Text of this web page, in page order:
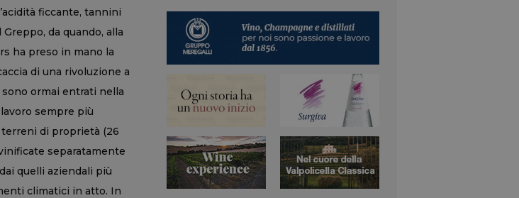
ficcante, tannini
da quando, alla
ha preso in mano la
di una rivoluzione a
ormai entrati nella
sempre più
terreni di proprietà (26
separatamente
quelli aziendali più
climatici in atto. In